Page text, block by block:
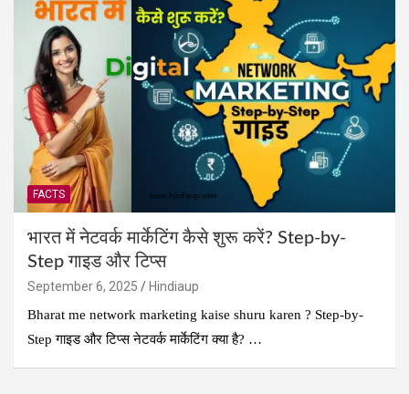
FACTS
भारत में नेटवर्क मार्केटिंग कैसे शुरू करें? Step-by-
Step गाइड और टिप्स
September 6, 2025
Hindiaup
Bharat me network marketing kaise shuru karen ? Step-by-
Step गाइड और टिप्स नेटवर्क मार्केटिंग क्या है? …